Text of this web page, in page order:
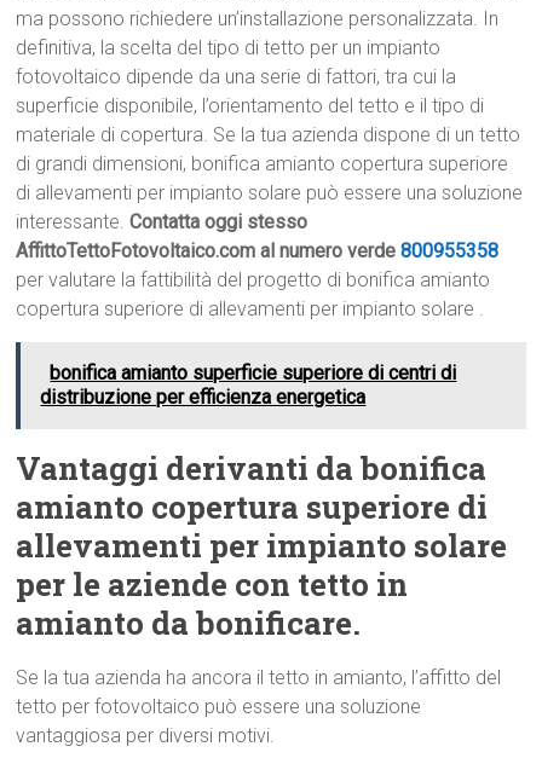
ma possono richiedere un’installazione personalizzata. In
definitiva, la scelta del tipo di tetto per un impianto
fotovoltaico dipende da una serie di fattori, tra cui la
superficie disponibile, l’orientamento del tetto e il tipo di
materiale di copertura. Se la tua azienda dispone di un tetto
di grandi dimensioni, bonifica amianto copertura superiore
di allevamenti per impianto solare può essere una soluzione
interessante.Contatta oggi stesso
AffittoTettoFotovoltaico.com al numero verde800955358
per valutare la fattibilità del progetto di bonifica amianto
copertura superiore di allevamenti per impianto solare .
bonifica amianto superficie superiore di centri di
distribuzione per efficienza energetica
Vantaggi derivanti da bonifica
amianto copertura superiore di
allevamenti per impianto solare
per le aziende con tetto in
amianto da bonificare.
Se la tua azienda ha ancora il tetto in amianto, l’affitto del
tetto per fotovoltaico può essere una soluzione
vantaggiosa per diversi motivi.